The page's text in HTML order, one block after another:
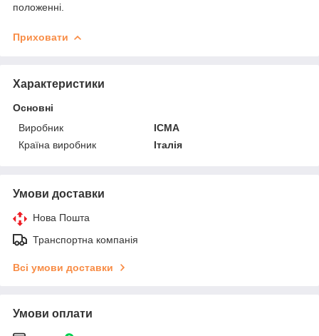
положенні.
Приховати
Характеристики
Основні
Виробник
ICMA
Країна виробник
Італія
Умови доставки
Нова Пошта
Транспортна компанія
Всі умови доставки
Умови оплати